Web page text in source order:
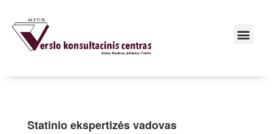
Statinio ekspertizės vadovas